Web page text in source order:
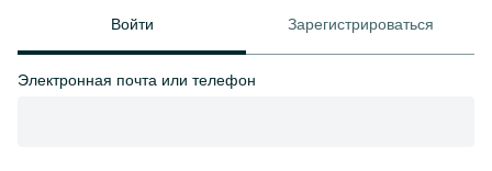
Войти Зарегистрироваться
Электронная почта или телефон